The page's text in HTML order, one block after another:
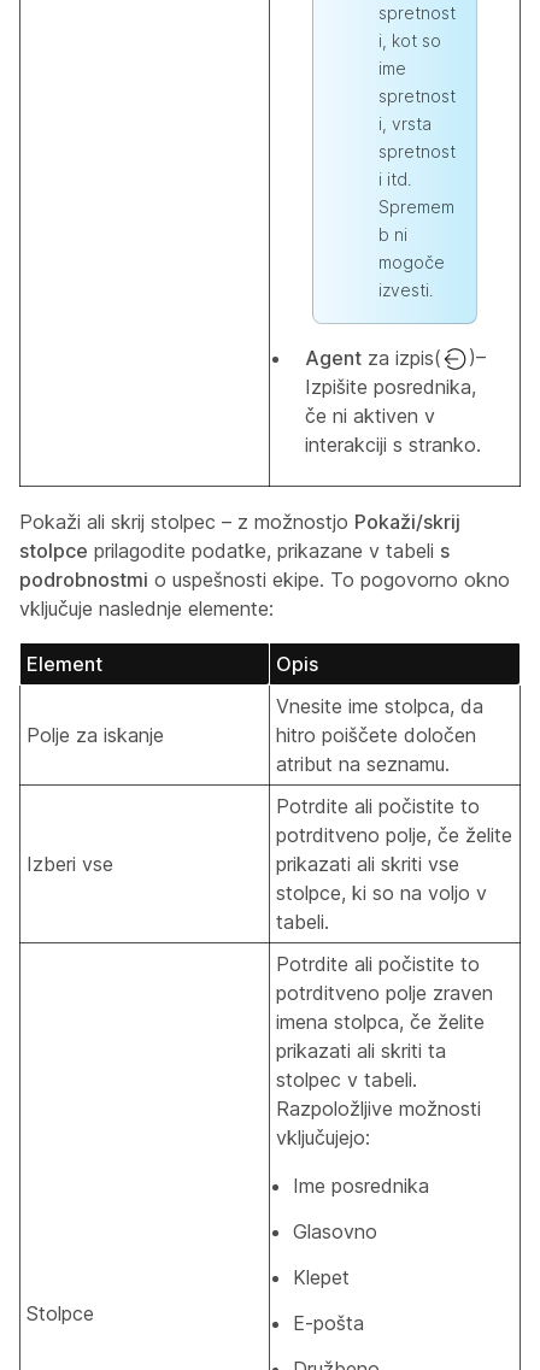
spretnost
i, kot so
ime
spretnost
i, vrsta
spretnost
i itd.
Spremem
b ni
mogoče
izvesti.
Agent za izpis(
)–
Izpišite posrednika,
če ni aktiven v
interakciji s stranko.
Pokaži ali skrij stolpec – z možnostjo Pokaži/skrij
stolpce prilagodite podatke, prikazane v tabeli s
podrobnostmi o uspešnosti ekipe. To pogovorno okno
vključuje naslednje elemente:
Element Opis
Polje za iskanje
Vnesite ime stolpca, da
hitro poiščete določen
atribut na seznamu.
Izberi vse
Potrdite ali počistite to
potrditveno polje, če želite
prikazati ali skriti vse
stolpce, ki so na voljo v
tabeli.
Stolpce
Potrdite ali počistite to
potrditveno polje zraven
imena stolpca, če želite
prikazati ali skriti ta
stolpec v tabeli.
Razpoložljive možnosti
vključujejo:
Ime posrednika
Glasovno
Klepet
E-pošta